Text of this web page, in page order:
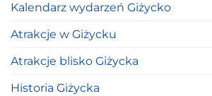
Kalendarz wydarzeń Giżycko
Atrakcje w Giżycku
Atrakcje blisko Giżycka
Historia Giżycka